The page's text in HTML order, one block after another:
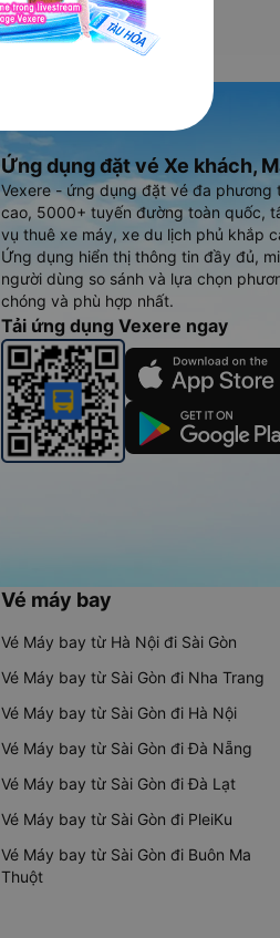
Ứng dụng đặt vé Xe khách,
Vexere - ứng dụng đặt vé đa
cao, 5000+ tuyến đường toàn quốc,
vụ thuê xe máy, xe du lịch phủ khắp
Ứng dụng hiển thị thông tin đầy đủ,
người dùng so sánh và lựa chọn
chóng và phù hợp nhất.
Tải ứng dụng Vexere ngay
Vé máy bay
Vé Máy bay từ Hà Nội đi Sài Gòn
Vé Máy bay từ Sài Gòn đi Nha Trang
Vé Máy bay từ Sài Gòn đi Hà Nội
Vé Máy bay từ Sài Gòn đi Đà Nẵng
Vé Máy bay từ Sài Gòn đi Đà Lạt
Vé Máy bay từ Sài Gòn đi PleiKu
Vé Máy bay từ Sài Gòn đi Buôn Ma
Thuột